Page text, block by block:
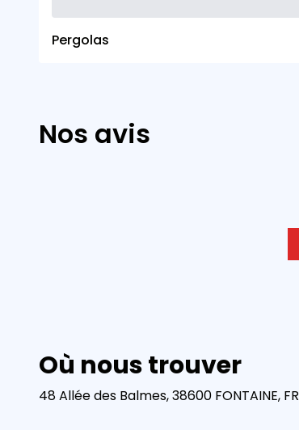
Pergolas
Nos avis
Où nous trouver
48 Allée des Balmes, 38600 FONTAINE, FR